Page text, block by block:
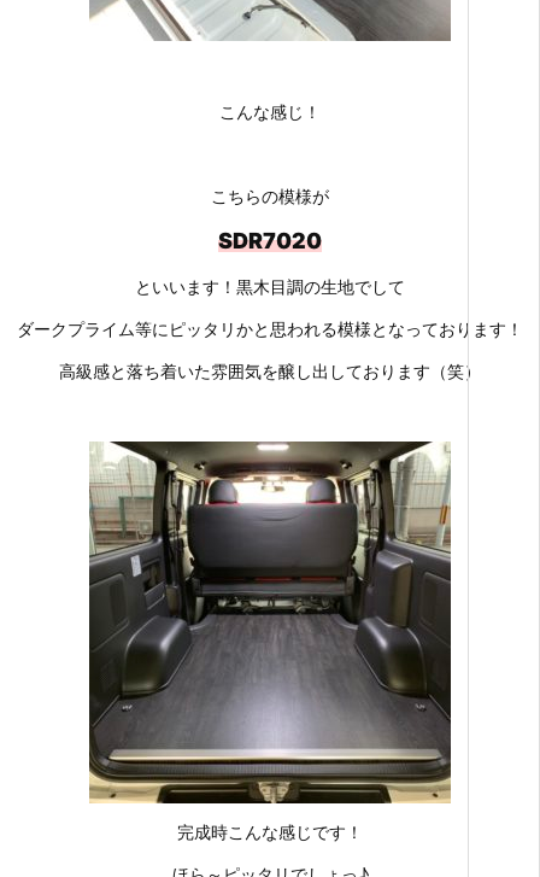
こんな感じ！
こちらの模様が
SDR7020
といいます！黒木目調の生地でして
ダークプライム等にピッタリかと思われる模様となっております！
高級感と落ち着いた雰囲気を醸し出しております（笑）
完成時こんな感じです！